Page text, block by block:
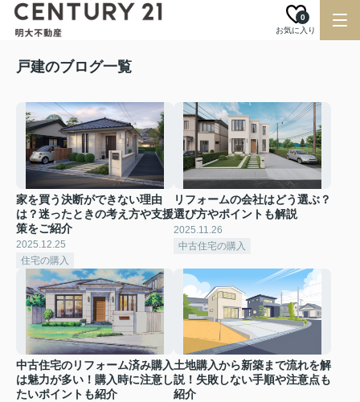
お気に入り
0
戸建のブログ一覧
家を買う決断ができない理由
は？迷ったときの考え方や支援
策をご紹介
2025.12.25
住宅の購入
リフォームの会社はどう選ぶ？
選び方やポイントも解説
2025.11.26
中古住宅の購入
中古住宅のリフォーム済み購入
は魅力が多い！購入時に注意し
たいポイントも紹介
土地購入から新築まで流れを解
説！失敗しない手順や注意点も
紹介